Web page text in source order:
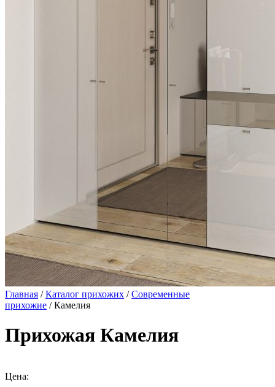
Главная /Каталог прихожих /Современные
прихожие / Камелия
Прихожая Камелия
Цена: